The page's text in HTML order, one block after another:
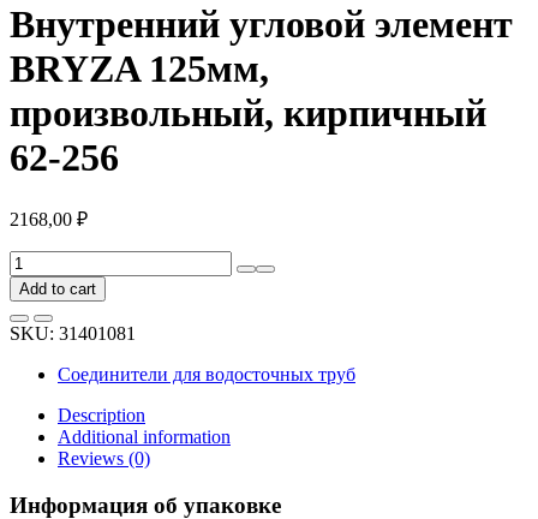
Внутренний угловой элемент
BRYZA 125мм,
произвольный, кирпичный
62-256
2168,00 ₽
Внутренний
угловой
элемент
BRYZA
125мм,
произвольный,
кирпичный
quantity
Add to cart
SKU: 31401081
Соединители для водосточных труб
Description
Additional information
Reviews (0)
Информация об упаковке